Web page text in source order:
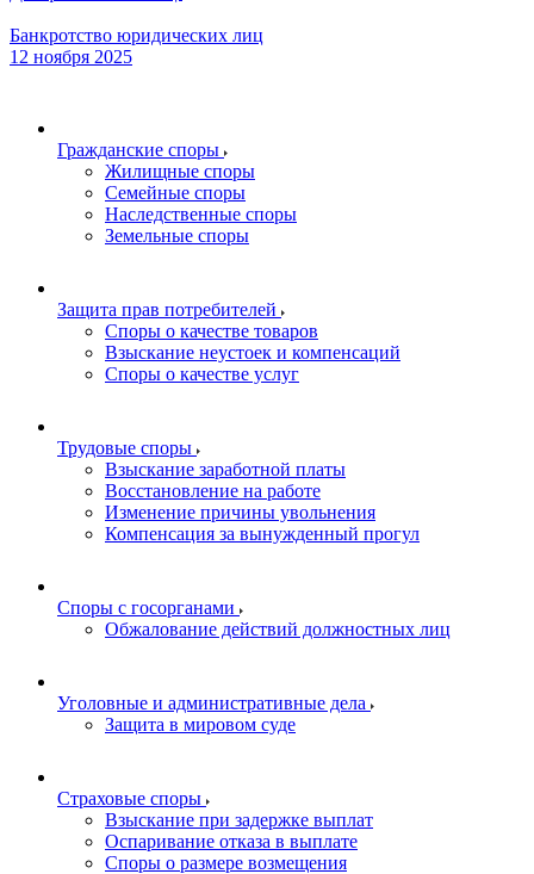
Банкротство юридических лиц
12 ноября 2025
Гражданские споры
Жилищные споры
Семейные споры
Наследственные споры
Земельные споры
Защита прав потребителей
Споры о качестве товаров
Взыскание неустоек и компенсаций
Споры о качестве услуг
Трудовые споры
Взыскание заработной платы
Восстановление на работе
Изменение причины увольнения
Компенсация за вынужденный прогул
Споры с госорганами
Обжалование действий должностных лиц
Уголовные и административные дела
Защита в мировом суде
Страховые споры
Взыскание при задержке выплат
Оспаривание отказа в выплате
Споры о размере возмещения